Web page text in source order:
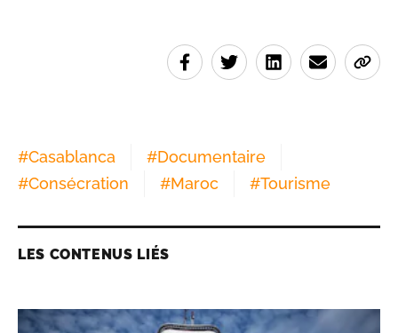
#Casablanca #Documentaire
#Consécration #Maroc #Tourisme
LES CONTENUS LIÉS